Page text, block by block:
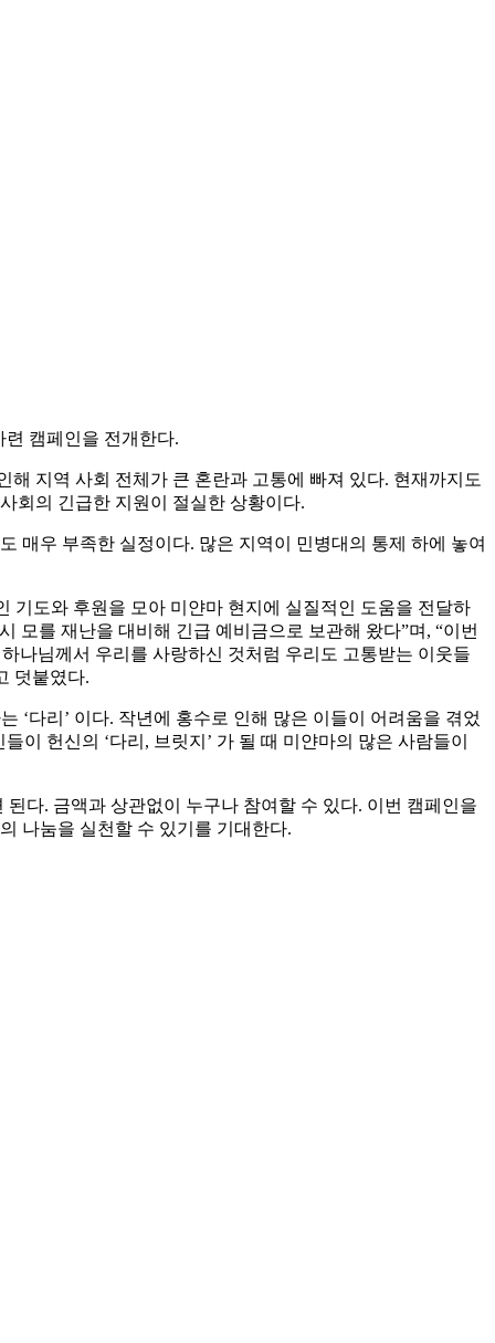
캠페인을 전개한다.
지역 사회 전체가 큰 혼란과 고통에 빠져 있다. 현재까지도
회의 긴급한 지원이 절실한 상황이다.
매우 부족한 실정이다. 많은 지역이 민병대의 통제 하에 놓여
기도와 후원을 모아 미얀마 현지에 실질적인 도움을 전달하
모를 재난을 대비해 긴급 예비금으로 보관해 왔다”며, “이번
나님께서 우리를 사랑하신 것처럼 우리도 고통받는 이웃들
덧붙였다.
‘다리’ 이다. 작년에 홍수로 인해 많은 이들이 어려움을 겪었
이 헌신의 ‘다리, 브릿지’ 가 될 때 미얀마의 많은 사람들이
다. 금액과 상관없이 누구나 참여할 수 있다. 이번 캠페인을
나눔을 실천할 수 있기를 기대한다.